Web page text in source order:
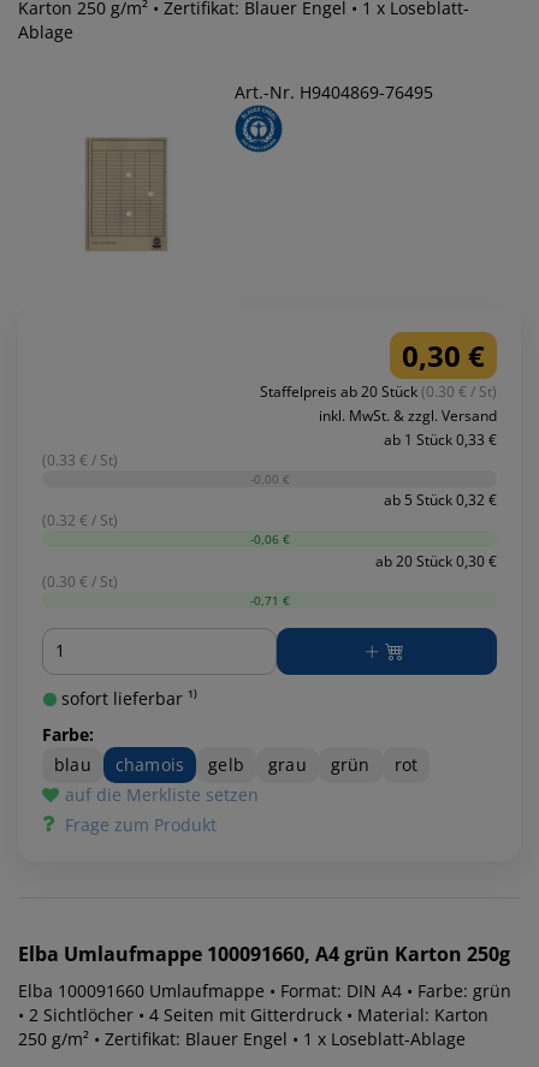
Karton 250 g/m² • Zertifikat: Blauer Engel • 1 x Loseblatt-
Ablage
Art.-Nr. H9404869-76495
0,30 €
Staffelpreis ab 20 Stück(0.30 € / St)
inkl. MwSt. & zzgl. Versand
ab 1 Stück 0,33 €
(0.33 € / St)
-0,00 €
ab 5 Stück 0,32 €
(0.32 € / St)
-0,06 €
ab 20 Stück 0,30 €
(0.30 € / St)
-0,71 €
Menge
sofort lieferbar ¹⁾
Farbe:
blau
chamois gelb grau grün
rot
auf die Merkliste setzen
Frage zum Produkt
Elba Umlaufmappe 100091660, A4 grün Karton 250g
Elba 100091660 Umlaufmappe • Format: DIN A4 • Farbe: grün
• 2 Sichtlöcher • 4 Seiten mit Gitterdruck • Material: Karton
250 g/m² • Zertifikat: Blauer Engel • 1 x Loseblatt-Ablage